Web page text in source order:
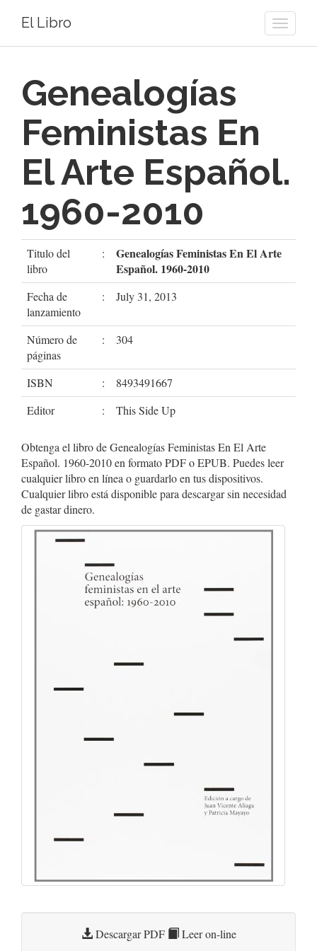
Toggle
El Libro
Genealogías
Feministas En
El Arte Español.
1960-2010
Titulo del
libro
:
Genealogías Feministas En El Arte
Español. 1960-2010
Fecha de
lanzamiento
: July 31, 2013
Número de
páginas
: 304
ISBN :
8493491667
Editor
: This Side Up
Obtenga el libro de Genealogías Feministas En El Arte
Español. 1960-2010 en formato PDF o EPUB. Puedes leer
cualquier libro en línea o guardarlo en tus dispositivos.
Cualquier libro está disponible para descargar sin necesidad
de gastar dinero.
Descargar PDF Leer on-line